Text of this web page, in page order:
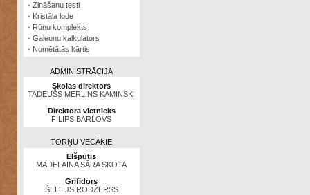
· Zināšanu testi
· Kristāla lode
· Rūnu komplekts
· Galeonu kalkulators
· Nomētātās kārtis
ADMINISTRĀCIJA
Skolas direktors
TADEUŠS MERLINS KAMINSKI
Direktora vietnieks
FILIPS BĀRLOVS
TORŅU VECĀKIE
Elšpūtis
MADELAINA SĀRA SKOTA
Grifidors
ŠELLIJS RODŽERSS